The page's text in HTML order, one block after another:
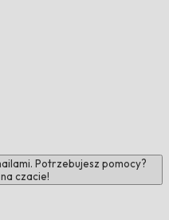
Potrzebujesz pomocy?
czacie!